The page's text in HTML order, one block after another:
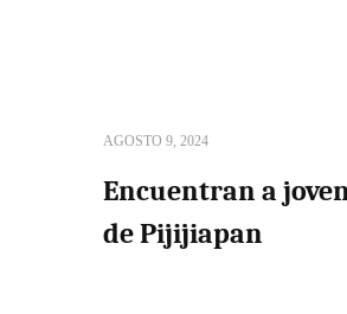
AGOSTO 9, 2024
Encuentran a
de Pijijiapan